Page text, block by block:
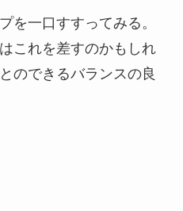
を一口すすってみる。
これを差すのかもしれ
のできるバランスの良